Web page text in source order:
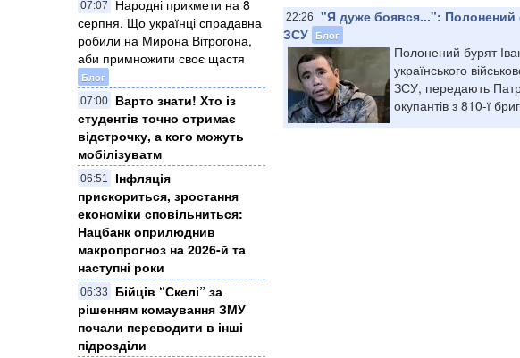
07:07
Народні прикмети на 8
серпня. Що українці спрадавна
робили на Мирона Вітрогона,
аби примножити своє щастя
Блог
07:00
Варто знати! Хто із
студентів точно отримає
відстрочку, а кого можуть
мобілізуватм
06:51
Інфляція
прискориться, зростання
економіки сповільниться:
Нацбанк оприлюднив
макропрогноз на 2026-й та
наступні роки
06:33
Бійців “Скелі” за
рішенням комаування ЗМУ
почали переводити в інші
підрозділи
22:26
"Я дуже боявся...": Полонений
ЗСУ Блог
Полонений бурят
українського
ЗСУ, передають
окупантів з 810-ї